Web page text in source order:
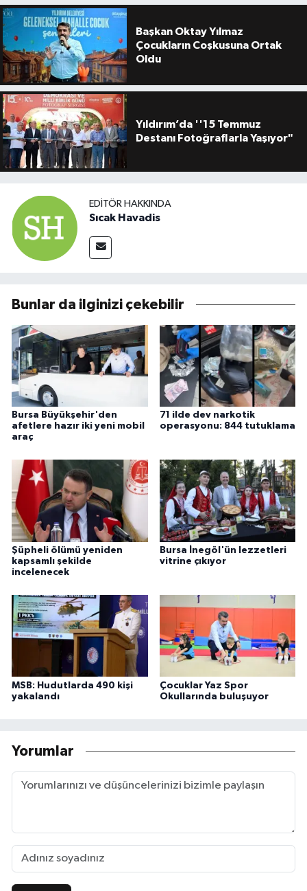
Başkan Oktay Yılmaz
Çocukların Coşkusuna Ortak
Oldu
Yıldırım’da ''15 Temmuz
Destanı Fotoğraflarla Yaşıyor"
EDITÖR HAKKINDA
Sıcak Havadis
Bunlar da ilginizi çekebilir
Bursa Büyükşehir'den
afetlere hazır iki yeni mobil
araç
71 ilde dev narkotik
operasyonu: 844 tutuklama
Şüpheli ölümü yeniden
kapsamlı şekilde
incelenecek
Bursa İnegöl'ün lezzetleri
vitrine çıkıyor
MSB: Hudutlarda 490 kişi
yakalandı
Çocuklar Yaz Spor
Okullarında buluşuyor
Yorumlar